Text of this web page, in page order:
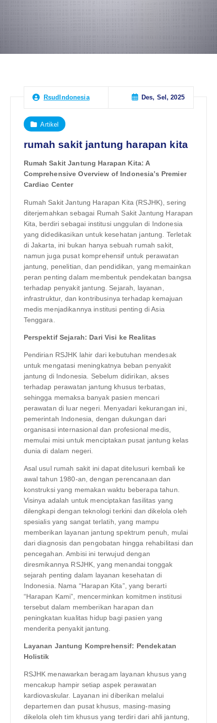
RsudIndonesia Des, Sel, 2025
Artikel
rumah sakit jantung harapan kita
Rumah Sakit Jantung Harapan Kita: A
Comprehensive Overview of Indonesia’s Premier
Cardiac Center
Rumah Sakit Jantung Harapan Kita (RSJHK), sering
diterjemahkan sebagai Rumah Sakit Jantung Harapan
Kita, berdiri sebagai institusi unggulan di Indonesia
yang didedikasikan untuk kesehatan jantung. Terletak
di Jakarta, ini bukan hanya sebuah rumah sakit,
namun juga pusat komprehensif untuk perawatan
jantung, penelitian, dan pendidikan, yang memainkan
peran penting dalam membentuk pendekatan bangsa
terhadap penyakit jantung. Sejarah, layanan,
infrastruktur, dan kontribusinya terhadap kemajuan
medis menjadikannya institusi penting di Asia
Tenggara.
Perspektif Sejarah: Dari Visi ke Realitas
Pendirian RSJHK lahir dari kebutuhan mendesak
untuk mengatasi meningkatnya beban penyakit
jantung di Indonesia. Sebelum didirikan, akses
terhadap perawatan jantung khusus terbatas,
sehingga memaksa banyak pasien mencari
perawatan di luar negeri. Menyadari kekurangan ini,
pemerintah Indonesia, dengan dukungan dari
organisasi internasional dan profesional medis,
memulai misi untuk menciptakan pusat jantung kelas
dunia di dalam negeri.
Asal usul rumah sakit ini dapat ditelusuri kembali ke
awal tahun 1980-an, dengan perencanaan dan
konstruksi yang memakan waktu beberapa tahun.
Visinya adalah untuk menciptakan fasilitas yang
dilengkapi dengan teknologi terkini dan dikelola oleh
spesialis yang sangat terlatih, yang mampu
memberikan layanan jantung spektrum penuh, mulai
dari diagnosis dan pengobatan hingga rehabilitasi dan
pencegahan. Ambisi ini terwujud dengan
diresmikannya RSJHK, yang menandai tonggak
sejarah penting dalam layanan kesehatan di
Indonesia. Nama “Harapan Kita”, yang berarti
“Harapan Kami”, mencerminkan komitmen institusi
tersebut dalam memberikan harapan dan
peningkatan kualitas hidup bagi pasien yang
menderita penyakit jantung.
Layanan Jantung Komprehensif: Pendekatan
Holistik
RSJHK menawarkan beragam layanan khusus yang
mencakup hampir setiap aspek perawatan
kardiovaskular. Layanan ini diberikan melalui
departemen dan pusat khusus, masing-masing
dikelola oleh tim khusus yang terdiri dari ahli jantung,